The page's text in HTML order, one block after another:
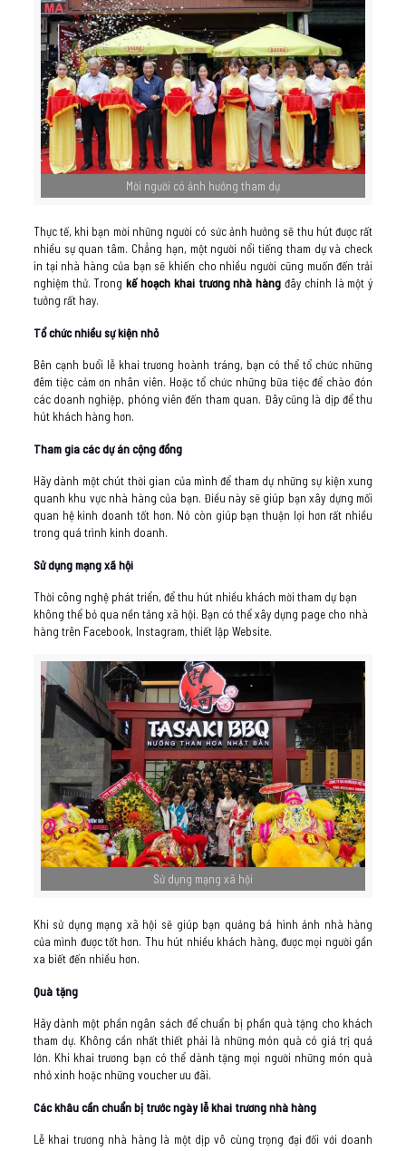
Mời người có ảnh hưởng tham dự
Thực tế, khi bạn mời những người có sức ảnh hưởng sẽ thu hút được rất
nhiều sự quan tâm. Chẳng hạn, một người nổi tiếng tham dự và check
in tại nhà hàng của bạn sẽ khiến cho nhiều người cũng muốn đến trải
nghiệm thử. Trongkế hoạch khai trương nhà hàng đây chính là một ý
tưởng rất hay.
Tổ chức nhiều sự kiện nhỏ
Bên cạnh buổi lễ khai trương hoành tráng, bạn có thể tổ chức những
đêm tiệc cảm ơn nhân viên. Hoặc tổ chức những bữa tiệc để chào đón
các doanh nghiệp, phóng viên đến tham quan. Đây cũng là dịp để thu
hút khách hàng hơn.
Tham gia các dự án cộng đồng
Hãy dành một chút thời gian của mình để tham dự những sự kiện xung
quanh khu vực nhà hàng của bạn. Điều này sẽ giúp bạn xây dựng mối
quan hệ kinh doanh tốt hơn. Nó còn giúp bạn thuận lợi hơn rất nhiều
trong quá trình kinh doanh.
Sử dụng mạng xã hội
Thời công nghệ phát triển, để thu hút nhiều khách mời tham dự bạn
không thể bỏ qua nền tảng xã hội. Bạn có thể xây dựng page cho nhà
hàng trên Facebook, Instagram, thiết lập Website.
Sử dụng mạng xã hội
Khi sử dụng mạng xã hội sẽ giúp bạn quảng bá hình ảnh nhà hàng
của mình được tốt hơn. Thu hút nhiều khách hàng, được mọi người gần
xa biết đến nhiều hơn.
Quà tặng
Hãy dành một phần ngân sách để chuẩn bị phần quà tặng cho khách
tham dự. Không cần nhất thiết phải là những món quà có giá trị quá
lớn. Khi khai trương bạn có thể dành tặng mọi người những món quà
nhỏ xinh hoặc những voucher ưu đãi.
Các khâu cần chuẩn bị trước ngày lễ khai trương nhà hàng
Lễ khai trương nhà hàng là một dịp vô cùng trọng đại đối với doanh